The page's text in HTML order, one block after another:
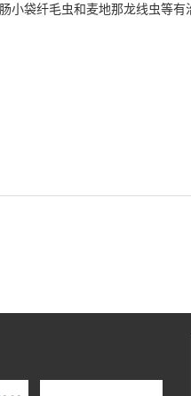
小袋纤毛虫和麦地那龙线虫等有